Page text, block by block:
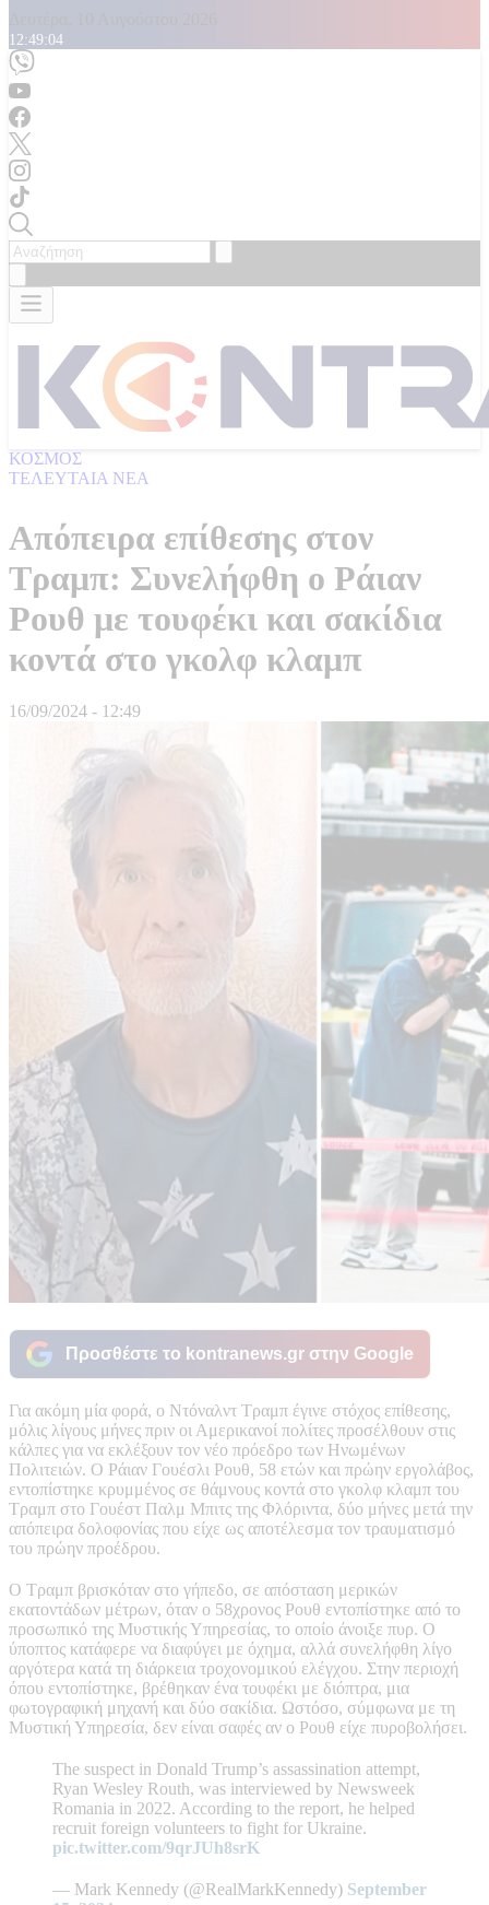
12:49:05
ΚΟΣΜΟΣ
ΤΕΛΕΥΤΑΙΑ ΝΕΑ
Απόπειρα επίθεσης στον
Τραμπ: Συνελήφθη ο Ράιαν
Ρουθ με τουφέκι και σακίδια
κοντά στο γκολφ κλαμπ
16/09/2024 - 12:49
Προσθέστε το kontranews.gr στην Google
Για ακόμη μία φορά, ο Ντόναλντ Τραμπ έγινε στόχος επίθεσης,
μόλις λίγους μήνες πριν οι Αμερικανοί πολίτες προσέλθουν στις
κάλπες για να εκλέξουν τον νέο πρόεδρο των Ηνωμένων
Πολιτειών. Ο Ράιαν Γουέσλι Ρουθ, 58 ετών και πρώην εργολάβος,
εντοπίστηκε κρυμμένος σε θάμνους κοντά στο γκολφ κλαμπ του
Τραμπ στο Γουέστ Παλμ Μπιτς της Φλόριντα, δύο μήνες μετά την
απόπειρα δολοφονίας που είχε ως αποτέλεσμα τον τραυματισμό
του πρώην προέδρου.
Ο Τραμπ βρισκόταν στο γήπεδο, σε απόσταση μερικών
εκατοντάδων μέτρων, όταν ο 58χρονος Ρουθ εντοπίστηκε από το
προσωπικό της Μυστικής Υπηρεσίας, το οποίο άνοιξε πυρ. Ο
ύποπτος κατάφερε να διαφύγει με όχημα, αλλά συνελήφθη λίγο
αργότερα κατά τη διάρκεια τροχονομικού ελέγχου. Στην περιοχή
όπου εντοπίστηκε, βρέθηκαν ένα τουφέκι με διόπτρα, μια
φωτογραφική μηχανή και δύο σακίδια. Ωστόσο, σύμφωνα με τη
Μυστική Υπηρεσία, δεν είναι σαφές αν ο Ρουθ είχε πυροβολήσει.
The suspect in Donald Trump’s assassination attempt,
Ryan Wesley Routh, was interviewed by Newsweek
Romania in 2022. According to the report, he helped
recruit foreign volunteers to fight for Ukraine.
pic.twitter.com/9qrJUh8srK
— Mark Kennedy (@RealMarkKennedy) September